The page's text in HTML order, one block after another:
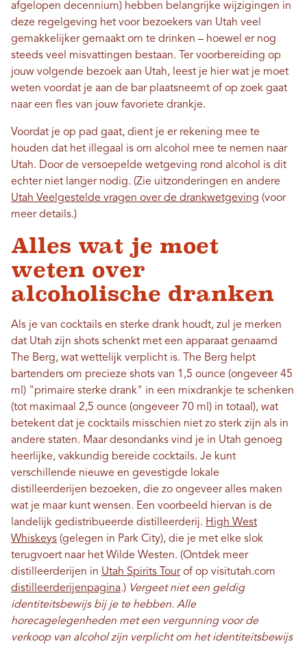
afgelopen decennium) hebben belangrijke wijzigingen in
deze regelgeving het voor bezoekers van Utah veel
gemakkelijker gemaakt om te drinken – hoewel er nog
steeds veel misvattingen bestaan. Ter voorbereiding op
jouw volgende bezoek aan Utah, leest je hier wat je moet
weten voordat je aan de bar plaatsneemt of op zoek gaat
naar een fles van jouw favoriete drankje.
Voordat je op pad gaat, dient je er rekening mee te
houden dat het illegaal is om alcohol mee te nemen naar
Utah. Door de versoepelde wetgeving rond alcohol is dit
echter niet langer nodig. (Zie uitzonderingen en andere
Utah Veelgestelde vragen over de drankwetgeving (voor
meer details.)
Alles wat je moet
weten over
alcoholische dranken
Als je van cocktails en sterke drank houdt, zul je merken
dat Utah zijn shots schenkt met een apparaat genaamd
The Berg, wat wettelijk verplicht is. The Berg helpt
bartenders om precieze shots van 1,5 ounce (ongeveer 45
ml) "primaire sterke drank" in een mixdrankje te schenken
(tot maximaal 2,5 ounce (ongeveer 70 ml) in totaal), wat
betekent dat je cocktails misschien niet zo sterk zijn als in
andere staten. Maar desondanks vind je in Utah genoeg
heerlijke, vakkundig bereide cocktails. Je kunt
verschillende nieuwe en gevestigde lokale
distilleerderijen bezoeken, die zo ongeveer alles maken
wat je maar kunt wensen. Een voorbeeld hiervan is de
landelijk gedistribueerde distilleerderij. High West
Whiskeys (gelegen in Park City), die je met elke slok
terugvoert naar het Wilde Westen. (Ontdek meer
distilleerderijen in Utah Spirits Tourof op visitutah.com
distilleerderijenpagina.) Vergeet niet een geldig
identiteitsbewijs bij je te hebben. Alle
horecagelegenheden met een vergunning voor de
verkoop van alcohol zijn verplicht om het identiteitsbewijs